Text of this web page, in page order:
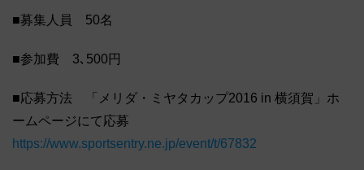
■募集人員 50名
■参加費 3､500円
■応募方法 「メリダ・ミヤタカップ2016 in 横須賀」ホ
ームページにて応募
https://www.sportsentry.ne.jp/event/t/67832